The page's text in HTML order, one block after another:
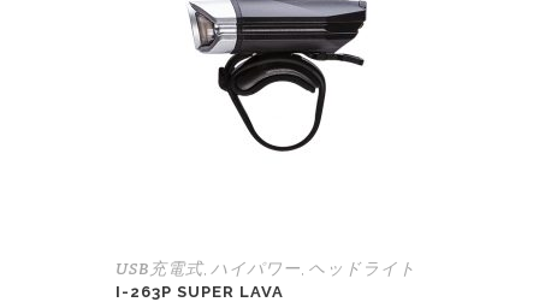
USB充電式, ハイパワー, ヘッドライト
I-263P SUPER LAVA